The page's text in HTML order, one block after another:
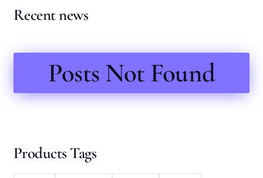
Recent news
Posts Not Found
Products Tags